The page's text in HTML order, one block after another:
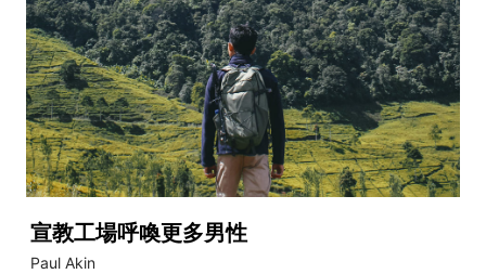
宣教工場呼喚更多男性
Paul Akin